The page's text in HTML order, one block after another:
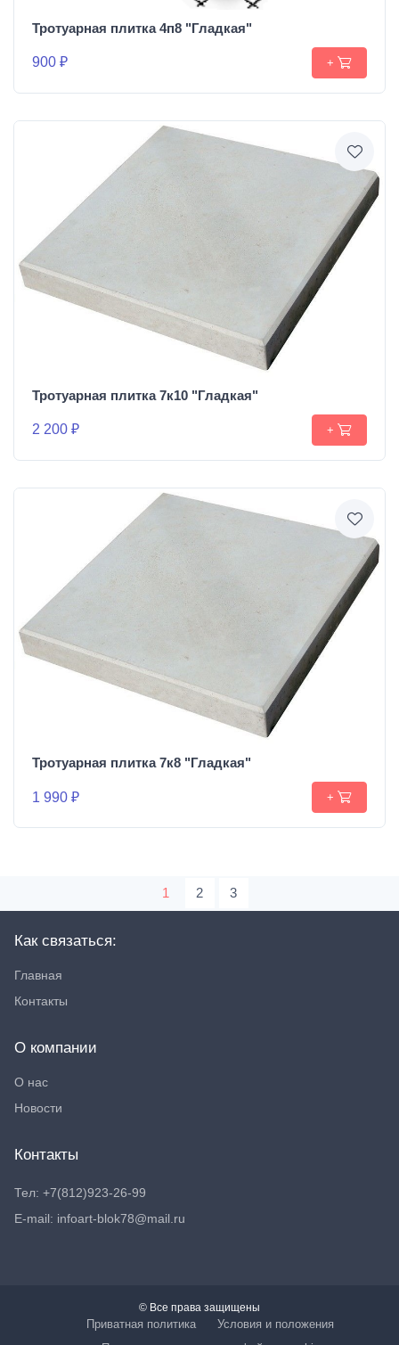
Тротуарная плитка 4п8 "Гладкая"
900 ₽ +
Тротуарная плитка 7к10 "Гладкая"
2 200 ₽ +
Тротуарная плитка 7к8 "Гладкая"
1 990 ₽ +
1 2 3
Как связаться:
Главная
Контакты
О компании
О нас
Новости
Контакты
Тел: +7(812)923-26-99
E-mail: infoart-blok78@mail.ru
© Все права защищены
Приватная политика
Условия и положения